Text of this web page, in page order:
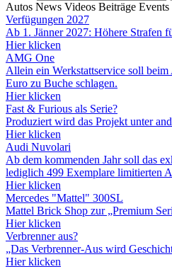
Autos News Videos Beiträge Events
Verfügungen 2027
Ab 1. Jänner 2027: Höhere Strafen
Hier klicken
AMG One
Allein ein Werkstattservice soll
Euro zu Buche schlagen.
Hier klicken
Fast & Furious als Serie?
Produziert wird das Projekt unter
Hier klicken
Audi Nuvolari
Ab dem kommenden Jahr soll das
lediglich 499 Exemplare limitierten
Hier klicken
Mercedes "Mattel" 300SL
Mattel Brick Shop zur „Premium
Hier klicken
Verbrenner aus?
„Das Verbrenner-Aus wird
Hier klicken